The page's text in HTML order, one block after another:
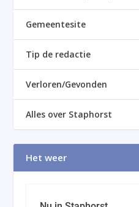
Gemeentesite
Tip de redactie
Verloren/Gevonden
Alles over Staphorst
Het weer